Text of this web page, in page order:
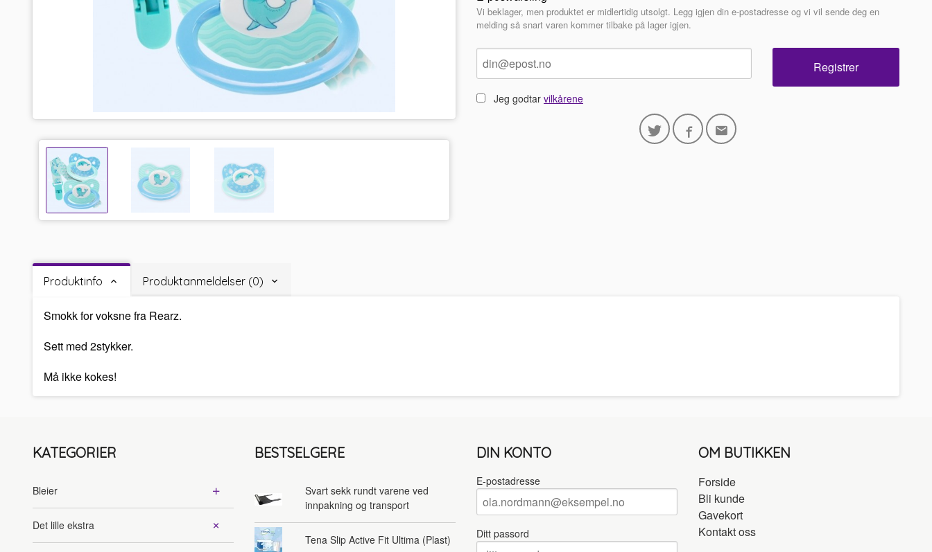
Vi beklager, men produktet er midlertidig utsolgt. Legg igjen din e-postadresse og vi vil sende deg en
melding så snart varen kommer tilbake på lager igjen.
Jeg godtar vilkårene
Registrer
Produktinfo Produktanmeldelser (0)
Smokk for voksne fra Rearz.
Sett med 2stykker.
Må ikke kokes!
KATEGORIER
Bleier
Det lille ekstra
BESTSELGERE
Svart sekk rundt varene ved
innpakning og transport
Tena Slip Active Fit Ultima (Plast)
DIN KONTO
E-postadresse
Ditt passord
OM BUTIKKEN
Forside
Bli kunde
Gavekort
Kontakt oss